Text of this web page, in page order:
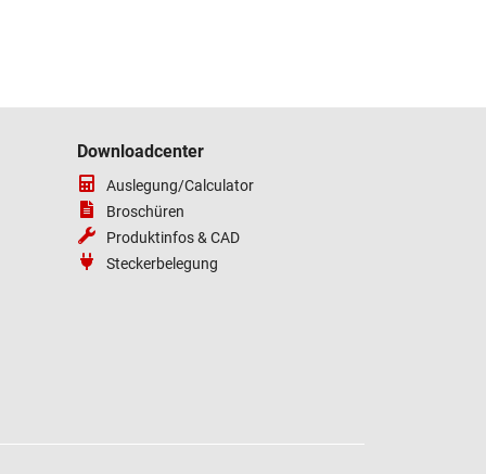
Downloadcenter
Auslegung/Calculator
Broschüren
Produktinfos & CAD
Steckerbelegung